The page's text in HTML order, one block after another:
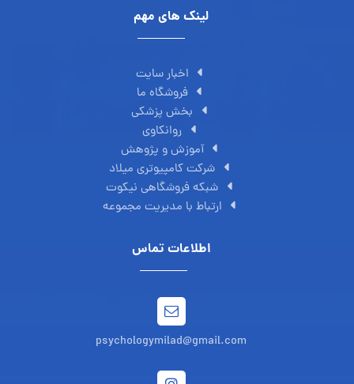
بهانه آوردن هوشمندانه و بازی گوشی از نظر روانشناسی
لینک های مهم
اخبار سایت
فروشگاه ما
بخش پزشکی
روانکاوی
آموزش و پژوهش
شبکه فروشگاهی نیکوت
ارتباط با مدیریت مجموعه
اطلاعات تماس